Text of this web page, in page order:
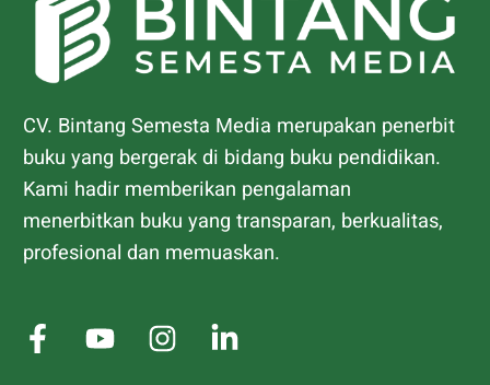
CV. Bintang Semesta Media merupakan penerbit
buku yang bergerak di bidang buku pendidikan.
Kami hadir memberikan pengalaman
menerbitkan buku yang transparan, berkualitas,
profesional dan memuaskan.